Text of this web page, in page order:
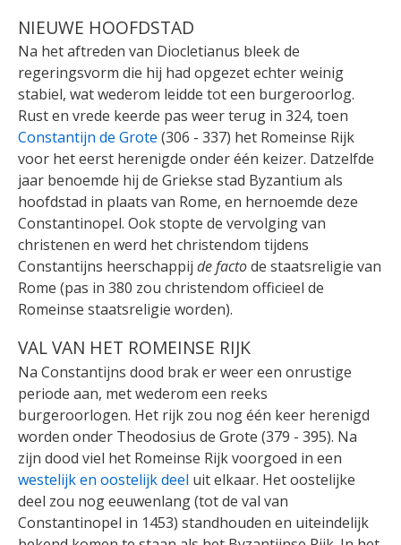
NIEUWE HOOFDSTAD
Na het aftreden van Diocletianus bleek de
regeringsvorm die hij had opgezet echter weinig
stabiel, wat wederom leidde tot een burgeroorlog.
Rust en vrede keerde pas weer terug in 324, toen
Constantijn de Grote (306 - 337) het Romeinse Rijk
voor het eerst herenigde onder één keizer. Datzelfde
jaar benoemde hij de Griekse stad Byzantium als
hoofdstad in plaats van Rome, en hernoemde deze
Constantinopel. Ook stopte de vervolging van
christenen en werd het christendom tijdens
Constantijns heerschappij de factode staatsreligie van
Rome (pas in 380 zou christendom officieel de
Romeinse staatsreligie worden).
VAL VAN HET ROMEINSE RIJK
Na Constantijns dood brak er weer een onrustige
periode aan, met wederom een reeks
burgeroorlogen. Het rijk zou nog één keer herenigd
worden onder Theodosius de Grote (379 - 395). Na
zijn dood viel het Romeinse Rijk voorgoed in een
westelijk en oostelijk deel uit elkaar. Het oostelijke
deel zou nog eeuwenlang (tot de val van
Constantinopel in 1453) standhouden en uiteindelijk